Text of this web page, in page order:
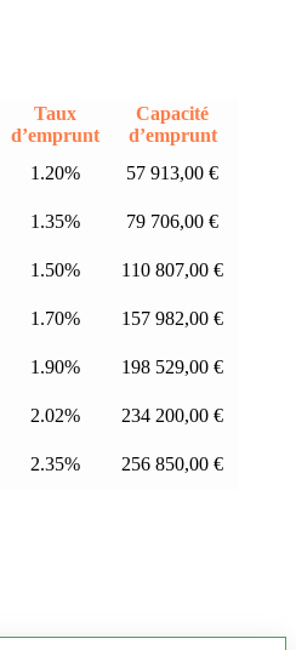
Taux
d’emprunt
Capacité
d’emprunt
1.20%
57 913,00 €
1.35%
79 706,00 €
1.50%
110 807,00 €
1.70%
157 982,00 €
1.90%
198 529,00 €
2.02%
234 200,00 €
2.35% 256 850,00 €